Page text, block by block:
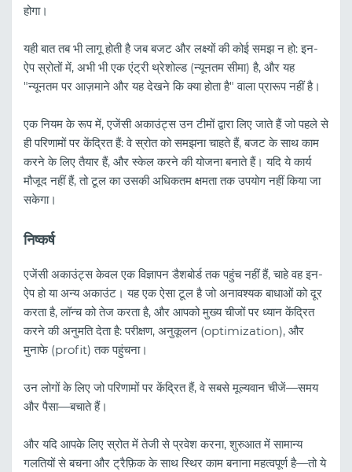
होगा।
यही बात तब भी लागू होती है जब बजट और लक्ष्यों की कोई समझ न हो: इन-
ऐप स्रोतों में, अभी भी एक एंट्री थ्रेशोल्ड (न्यूनतम सीमा) है, और यह
"न्यूनतम पर आज़माने और यह देखने कि क्या होता है" वाला प्रारूप नहीं है।
एक नियम के रूप में, एजेंसी अकाउंट्स उन टीमों द्वारा लिए जाते हैं जो पहले से
ही परिणामों पर केंद्रित हैं: वे स्रोत को समझना चाहते हैं, बजट के साथ काम
करने के लिए तैयार हैं, और स्केल करने की योजना बनाते हैं। यदि ये कार्य
मौजूद नहीं हैं, तो टूल का उसकी अधिकतम क्षमता तक उपयोग नहीं किया जा
सकेगा।
निष्कर्ष
एजेंसी अकाउंट्स केवल एक विज्ञापन डैशबोर्ड तक पहुंच नहीं हैं, चाहे वह इन-
ऐप हो या अन्य अकाउंट। यह एक ऐसा टूल है जो अनावश्यक बाधाओं को दूर
करता है, लॉन्च को तेज करता है, और आपको मुख्य चीजों पर ध्यान केंद्रित
करने की अनुमति देता है: परीक्षण, अनुकूलन (optimization), और
मुनाफे (profit) तक पहुंचना।
उन लोगों के लिए जो परिणामों पर केंद्रित हैं, वे सबसे मूल्यवान चीजें—समय
और पैसा—बचाते हैं।
और यदि आपके लिए स्रोत में तेजी से प्रवेश करना, शुरुआत में सामान्य
गलतियों से बचना और ट्रैफ़िक के साथ स्थिर काम बनाना महत्वपूर्ण है—तो ये